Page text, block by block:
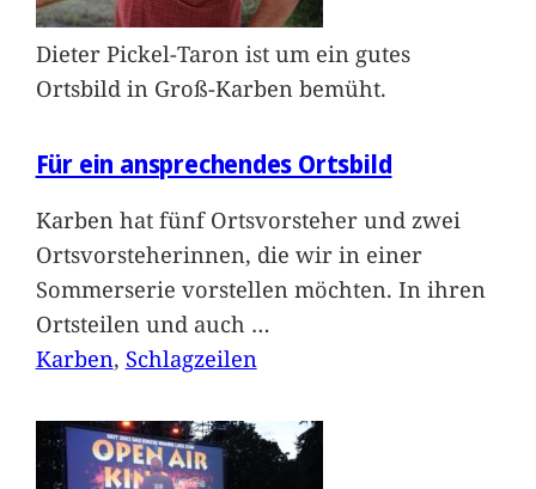
Dieter Pickel-Taron ist um ein gutes
Ortsbild in Groß-Karben bemüht.
Für ein ansprechendes Ortsbild
Karben hat fünf Ortsvorsteher und zwei
Ortsvorsteherinnen, die wir in einer
Sommerserie vorstellen möchten. In ihren
Ortsteilen und auch …
Karben, Schlagzeilen